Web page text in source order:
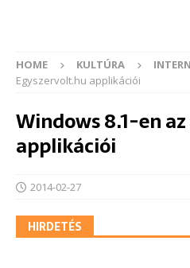
HOME KULTÚRA
Egyszervolt.hu applikációi
Windows 8.1-en
applikációi
2014-02-27
HIRDETÉS